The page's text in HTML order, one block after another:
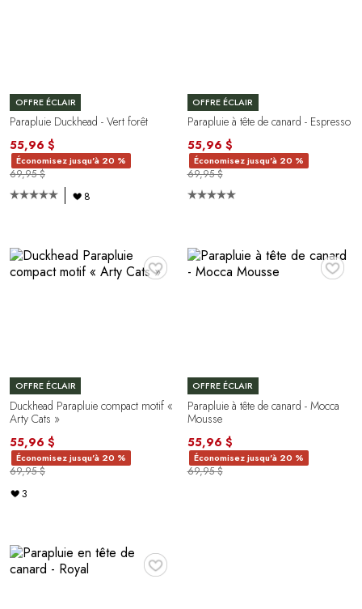
OFFRE ÉCLAIR
Parapluie Duckhead - Vert forêt
55,96 $
Économisez jusqu'à 20 %
69,95 $
8
OFFRE ÉCLAIR
Parapluie à tête de canard - Espresso
55,96 $
Économisez jusqu'à 20 %
69,95 $
♥
OFFRE ÉCLAIR
Duckhead Parapluie compact motif «
Arty Cats »
55,96 $
Économisez jusqu'à 20 %
69,95 $
3
♥
OFFRE ÉCLAIR
Parapluie à tête de canard - Mocca
Mousse
55,96 $
Économisez jusqu'à 20 %
69,95 $
♥